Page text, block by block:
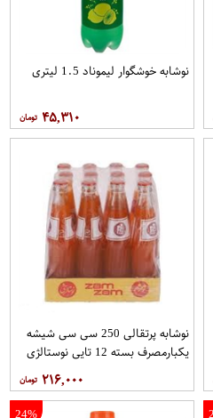
نوشابه خوشگوار لیموناد 1.5 لیتری
۴۵,۳۱۰
نوشابه پرتقالی 250 سی سی شیشه
یکبارمصرف بسته 12 تایی نوستالژی
۲۱۶,۰۰۰
24%